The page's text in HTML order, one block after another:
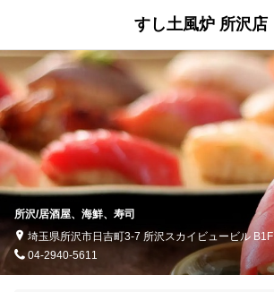
すし土風炉 所沢店
所沢/居酒屋、海鮮、寿司
埼玉県所沢市日吉町3-7 所沢スカイビュービル B1F
04-2940-5611